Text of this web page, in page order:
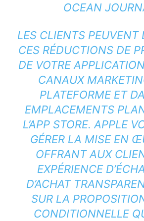
OCEAN
LES CLIENTS PEUVENT
CES RÉDUCTIONS DE
DE VOTRE
CANAUX
PLATEFORME ET
EMPLACEMENTS
L’APP STORE. APPLE
GÉRER LA MISE EN
OFFRANT AUX
EXPÉRIENCE
D’ACHAT
SUR LA
CONDITIONNELLE